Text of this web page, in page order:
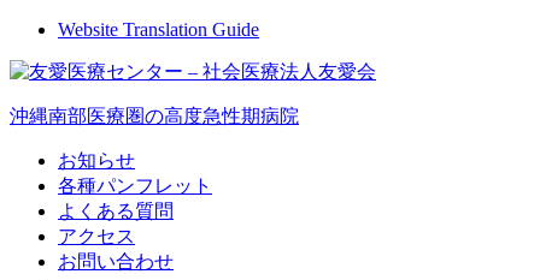
Website Translation Guide
沖縄南部医療圏の高度急性期病院
お知らせ
各種パンフレット
よくある質問
アクセス
お問い合わせ